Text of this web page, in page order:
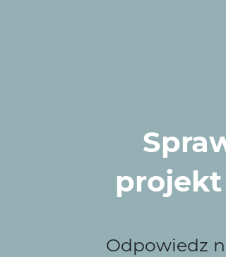
ogród, który będzie nowoczesny,
są również funkcjonalne i proste w
Odpowiedz